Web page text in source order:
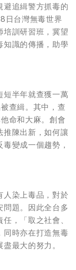
追緝警方抓毒的
日台灣無毒世界
訓研習班，冀望
識的傳播，助學
半年就查獲一萬
查緝。其中，查
命和大麻。創會
陳出新，如何讓
變成一個趨勢，
染上毒品，對於
問題。因此全台多
，「取之社會、
同時亦在打造無毒
最大的努力。